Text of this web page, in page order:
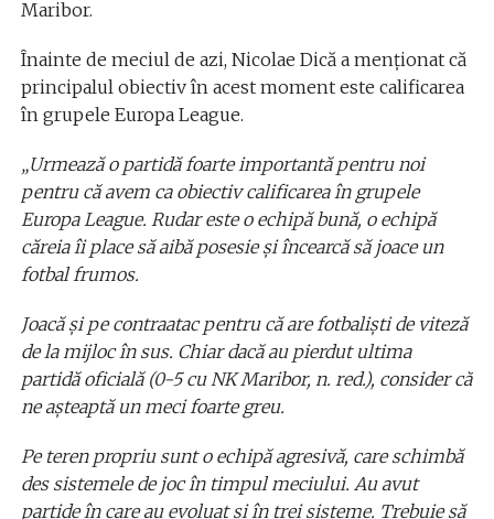
Maribor.
Înainte de meciul de azi, Nicolae Dică a menţionat că
principalul obiectiv în acest moment este calificarea
în grupele Europa League.
„Urmează o partidă foarte importantă pentru noi
pentru că avem ca obiectiv calificarea în grupele
Europa League. Rudar este o echipă bună, o echipă
căreia îi place să aibă posesie şi încearcă să joace un
fotbal frumos.
Joacă şi pe contraatac pentru că are fotbalişti de viteză
de la mijloc în sus. Chiar dacă au pierdut ultima
partidă oficială (0-5 cu NK Maribor, n. red.), consider că
ne aşteaptă un meci foarte greu.
Pe teren propriu sunt o echipă agresivă, care schimbă
des sistemele de joc în timpul meciului. Au avut
partide în care au evoluat şi în trei sisteme. Trebuie să